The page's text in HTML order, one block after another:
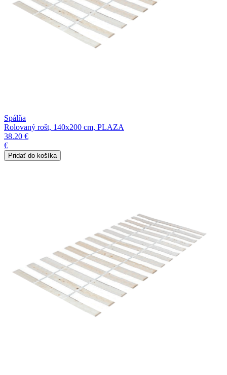
Spálňa
Rolovaný rošt, 140x200 cm, PLAZA
38.20 €
€